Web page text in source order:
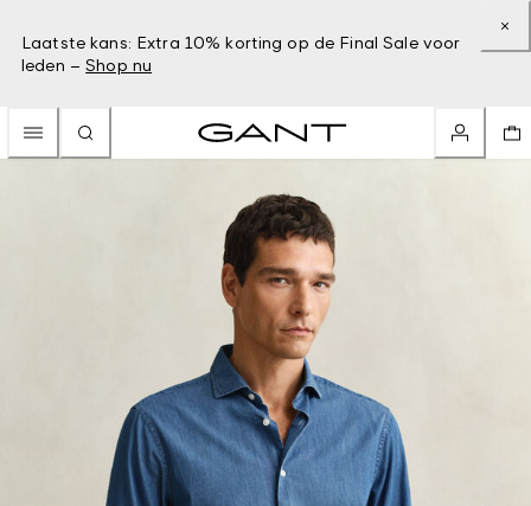
Laatste kans: Extra 10% korting op de Final Sale voor
leden – Shop nu